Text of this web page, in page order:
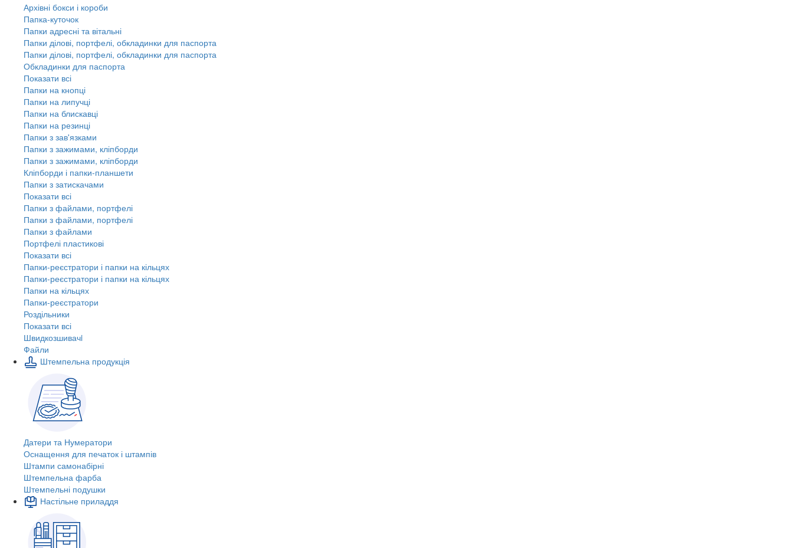
Архівні бокси і короби
Папка-куточок
Папки адресні та вітальні
Папки ділові, портфелі, обкладинки для паспорта
Папки ділові, портфелі, обкладинки для паспорта
Обкладинки для паспорта
Показати всі
Папки на кнопці
Папки на липучці
Папки на блискавці
Папки на резинці
Папки з зав'язками
Папки з зажимами, кліпборди
Папки з зажимами, кліпборди
Кліпборди і папки-планшети
Папки з затискачами
Показати всі
Папки з файлами, портфелі
Папки з файлами, портфелі
Папки з файлами
Портфелі пластикові
Показати всі
Папки-реєстратори і папки на кільцях
Папки-реєстратори і папки на кільцях
Папки на кільцях
Папки-реєстратори
Роздільники
Показати всі
Швидкозшивачi
Файли
Штемпельна продукція
Датери та Нумератори
Оснащення для печаток і штампів
Штампи самонабірні
Штемпельна фарба
Штемпельні подушки
Настільне приладдя